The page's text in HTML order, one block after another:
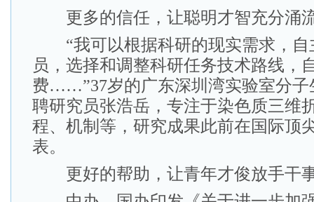
更多的信任，让聪明才智充分涌
“我可以根据科研的现实需求，自
员，选择和调整科研任务技术路线，
费……”37岁的广东深圳湾实验室分子
聘研究员张浩岳，专注于染色质三维
程、机制等，研究成果此前在国际顶
表。
更好的帮助，让青年才俊放手干